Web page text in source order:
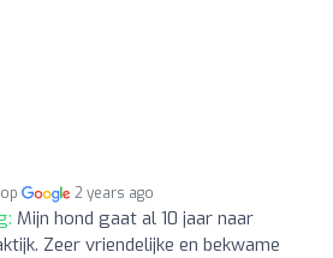
2 years ago
Mijn hond gaat al 10 jaar naar
Zeer vriendelijke en bekwame